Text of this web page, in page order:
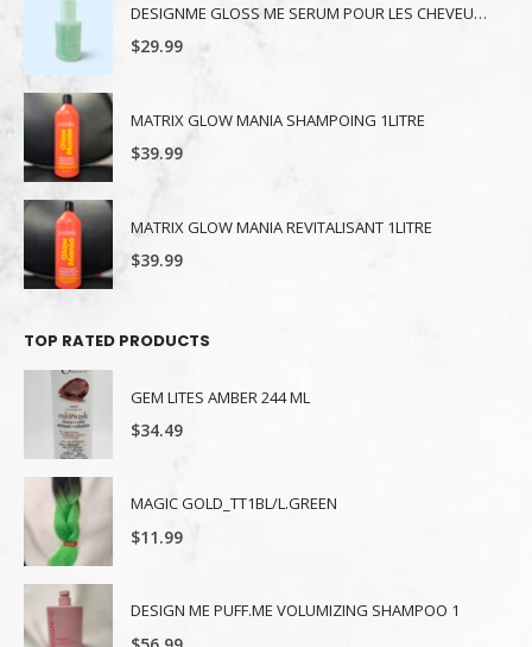
DESIGNME GLOSS ME SERUM POUR LES CHEVEUX 80ML
$29.99
MATRIX GLOW MANIA SHAMPOING 1LITRE
$39.99
MATRIX GLOW MANIA REVITALISANT 1LITRE
$39.99
TOP RATED PRODUCTS
GEM LITES AMBER 244 ML
$34.49
MAGIC GOLD_TT1BL/L.GREEN
$11.99
DESIGN ME PUFF.ME VOLUMIZING SHAMPOO 1